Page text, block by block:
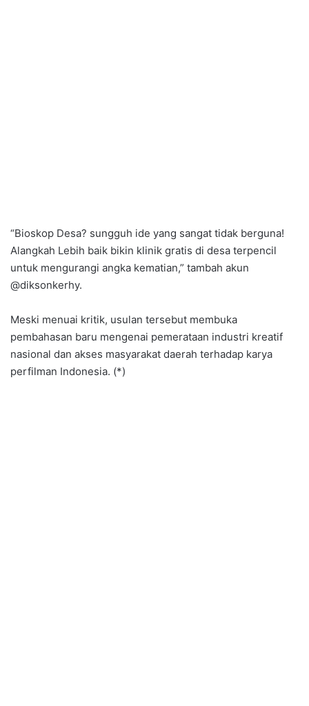
“Bioskop Desa? sungguh ide yang sangat tidak berguna!
Alangkah Lebih baik bikin klinik gratis di desa terpencil
untuk mengurangi angka kematian,” tambah akun
@diksonkerhy.
Meski menuai kritik, usulan tersebut membuka
pembahasan baru mengenai pemerataan industri kreatif
nasional dan akses masyarakat daerah terhadap karya
perfilman Indonesia. (*)